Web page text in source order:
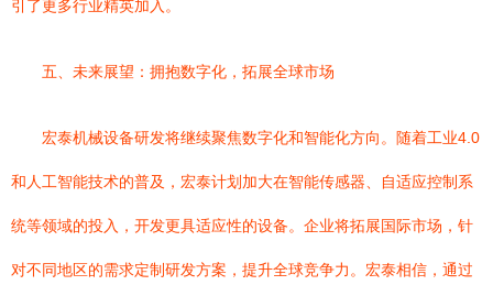
引了更多行业精英加入。
五、未来展望：拥抱数字化，拓展全球市场
宏泰机械设备研发将继续聚焦数字化和智能化方向。随着工业4.0
和人工智能技术的普及，宏泰计划加大在智能传感器、自适应控制系
统等领域的投入，开发更具适应性的设备。企业将拓展国际市场，针
对不同地区的需求定制研发方案，提升全球竞争力。宏泰相信，通过